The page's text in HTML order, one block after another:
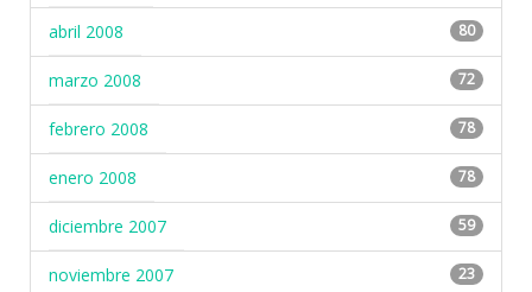
abril 2008 80
marzo 2008 72
febrero 2008 78
enero 2008 78
diciembre 2007 59
noviembre 2007 23